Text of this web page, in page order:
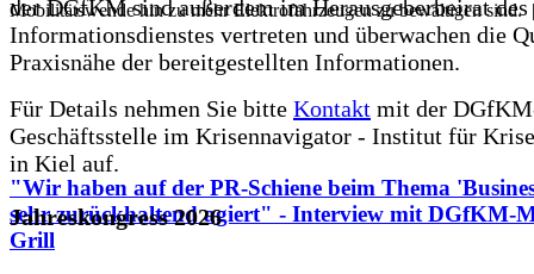
Mobilitätswende hin zu mehr Elektrofahrzeugen zu bewältigen sind.
"Wir haben auf der PR-Schiene beim Thema
sehr zurückhaltend agiert" - Interview mit DGfKM-
Grill
der DGfKM sind außerdem im Herausgeberbeirat des
Informationsdienstes vertreten und überwachen die
Praxisnähe der bereitgestellten Informationen.
Für Details nehmen Sie bitte Kontakt mit der
Geschäftsstelle im Krisennavigator - Institut für
in Kiel auf.
Jahreskongress 2026